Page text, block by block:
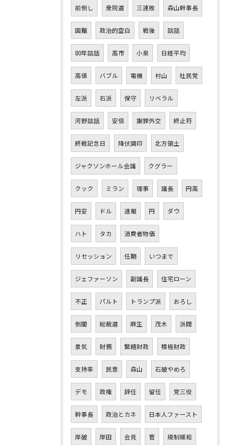
前倒し 衆院選 三連敗 森山幹事長
国難 政治的空白 戦後 談話
80年談話 高市 小泉 日経平均
高値 バブル 電機 村山 社民党
左派 右派 保守 リベラル
河野談話 安倍 謝罪外交 終止符
終戦記念日 降伏調印 北方領土
ジャクソンホール会議 クグラー
クック ミラン 理事 議長 円高
円安 ドル 速報 円 ダウ
ハト タカ 消費者物価
リセッション 任期 いつまで
ジェファーソン 副議長 住宅ローン
不正 パルト トランプ派 おろし
倒閣 総裁選 麻生 茂木 派閥
景気 財務 緊縮財政 積極財政
支持率 民意 森山 石破やめろ
デモ 政権 辞任 留任 党三役
幹事長 政治とカネ 日本人ファースト
岸破 岸田 会見 菅 規制緩和